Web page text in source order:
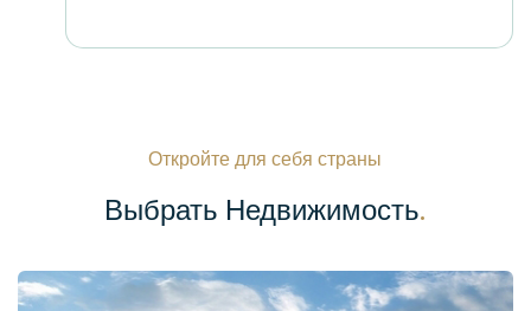
Все Микрорайоны
Инфраструктура Объекта
Откройте для себя страны
Выбрать Недвижимость.